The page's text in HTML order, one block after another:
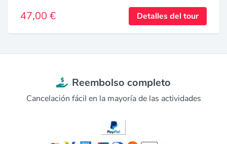
47,00 € Detalles del tour
Reembolso completo
Cancelación fácil en la mayoría de las actividades